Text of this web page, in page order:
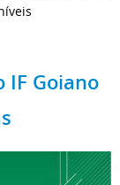
IF Goiano